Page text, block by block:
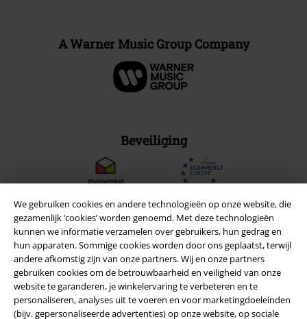
We gebruiken cookies en andere technologieën op onze website, die
gezamenlijk ‘cookies’ worden genoemd. Met deze technologieën
kunnen we informatie verzamelen over gebruikers, hun gedrag en
hun apparaten. Sommige cookies worden door ons geplaatst, terwijl
andere afkomstig zijn van onze partners. Wij en onze partners
gebruiken cookies om de betrouwbaarheid en veiligheid van onze
website te garanderen, je winkelervaring te verbeteren en te
personaliseren, analyses uit te voeren en voor marketingdoeleinden
(bijv. gepersonaliseerde advertenties) op onze website, op sociale
A Warner Music Group Company
Beveiliging